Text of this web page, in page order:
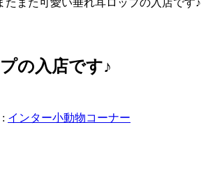
たまた可愛い垂れ耳ロップの入店です♪
の入店です♪
インター小動物コーナー